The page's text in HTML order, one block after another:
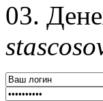
03.